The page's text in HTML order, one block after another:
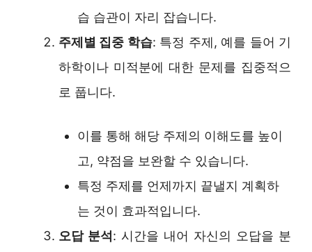
습 습관이 자리 잡습니다.
주제별 집중 학습: 특정 주제, 예를 들어 기
하학이나 미적분에 대한 문제를 집중적으
로 풉니다.
이를 통해 해당 주제의 이해도를 높이
고, 약점을 보완할 수 있습니다.
특정 주제를 언제까지 끝낼지 계획하
는 것이 효과적입니다.
오답 분석: 시간을 내어 자신의 오답을 분